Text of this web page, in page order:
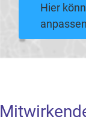
Hier
anpassen